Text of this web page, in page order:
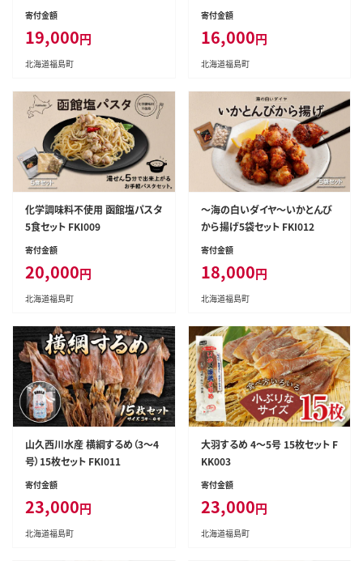
寄付金額
19,000円
北海道福島町
002
寄付金額
16,000円
北海道福島町
化学調味料不使用 函館塩パスタ
5食セット FKI009
寄付金額
20,000円
北海道福島町
～海の白いダイヤ～いかとんび
から揚げ5袋セット FKI012
寄付金額
18,000円
北海道福島町
山久西川水産 横綱するめ（3～4
号）15枚セット FKI011
寄付金額
23,000円
北海道福島町
大羽するめ 4～5号 15枚セット F
KK003
寄付金額
23,000円
北海道福島町